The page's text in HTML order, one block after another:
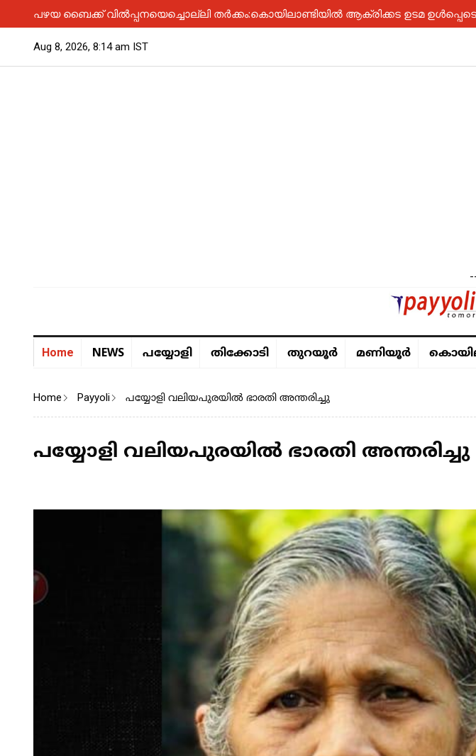
പഴയ ബൈക്ക് വിൽപ്പനയെച്ചൊല്ലി തർക്കം:കൊയിലാണ്ടിയിൽ ആക്രിക്കട ഉടമ
Aug 8, 2026, 8:14 am IST
Home NEWS പയ്യോളി തിക്കോടി തുറയൂര്‍ മണിയൂര്‍
Home Payyoli പയ്യോളി വലിയപുരയിൽ ഭാരതി അന്തരിച്ചു
പയ്യോളി വലിയപുരയിൽ ഭാരതി അന്തരിച്ചു